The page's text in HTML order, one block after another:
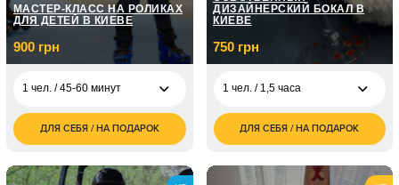
МАСТЕР-КЛАСС НА РОЛИКАХ
ДЛЯ ДЕТЕЙ В КИЕВЕ
900 грн
1 чел. / 45-60 минут
грн
1 чел. / 45-60
1 800
ДЛЯ СЕБЯ / НА ПОДАРОК
ДИЗАЙНЕРСКИЙ БОКАЛ В
КИЕВЕ
750 грн
1 чел. / 1,5 часа
грн
2 чел. / 1,5 часа
1 500
ДЛЯ СЕБЯ / НА ПОДАРОК